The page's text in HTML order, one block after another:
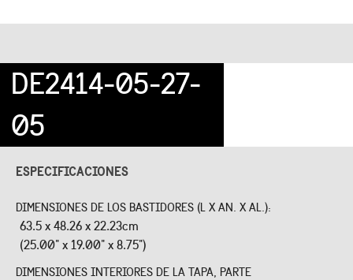
DE2414-05-27-
05
ESPECIFICACIONES
DIMENSIONES DE LOS BASTIDORES (L X AN. X AL.):
63.5 x 48.26 x 22.23cm
(25.00" x 19.00" x 8.75")
DIMENSIONES INTERIORES DE LA TAPA, PARTE